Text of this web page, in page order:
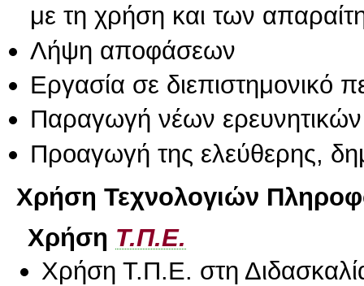
με τη χρήση και των
Λήψη αποφάσεων
Εργασία σε διεπιστημονικό
Παραγωγή νέων
Προαγωγή της ελεύθερης,
Χρήση Τεχνολογιών
Χρήση Τ.Π.Ε.
Χρήση Τ.Π.Ε. στη